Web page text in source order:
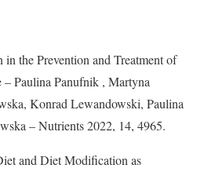
the Prevention and Treatment of
Paulina Panufnik , Martyna
Konrad Lewandowski, Paulina
– Nutrients 2022, 14, 4965.
and Diet Modification as